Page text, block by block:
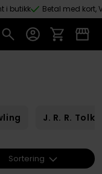
i butikk Betal med kort,
J. R. R.
Sortering